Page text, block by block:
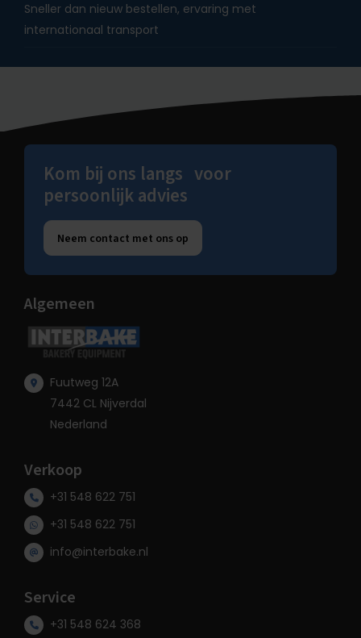
Sneller dan nieuw bestellen, ervaring met
internationaal transport
Kom bij ons langs voor
persoonlijk advies
Neem contact met ons op
Algemeen
Fuutweg 12A
7442 CL Nijverdal
Nederland
Verkoop
+31 548 622 751
+31 548 622 751
info@interbake.nl
Service
+31 548 624 368